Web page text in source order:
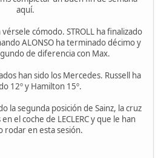
aquí.
cómodo. STROLL ha finalizado
ALONSO ha terminado décimo y
de diferencia con Max.
han sido los Mercedes. Russell ha
12º y Hamilton 15º.
la segunda posición de Sainz, la cruz
el coche de LECLERC y que le han
rodar en esta sesión.